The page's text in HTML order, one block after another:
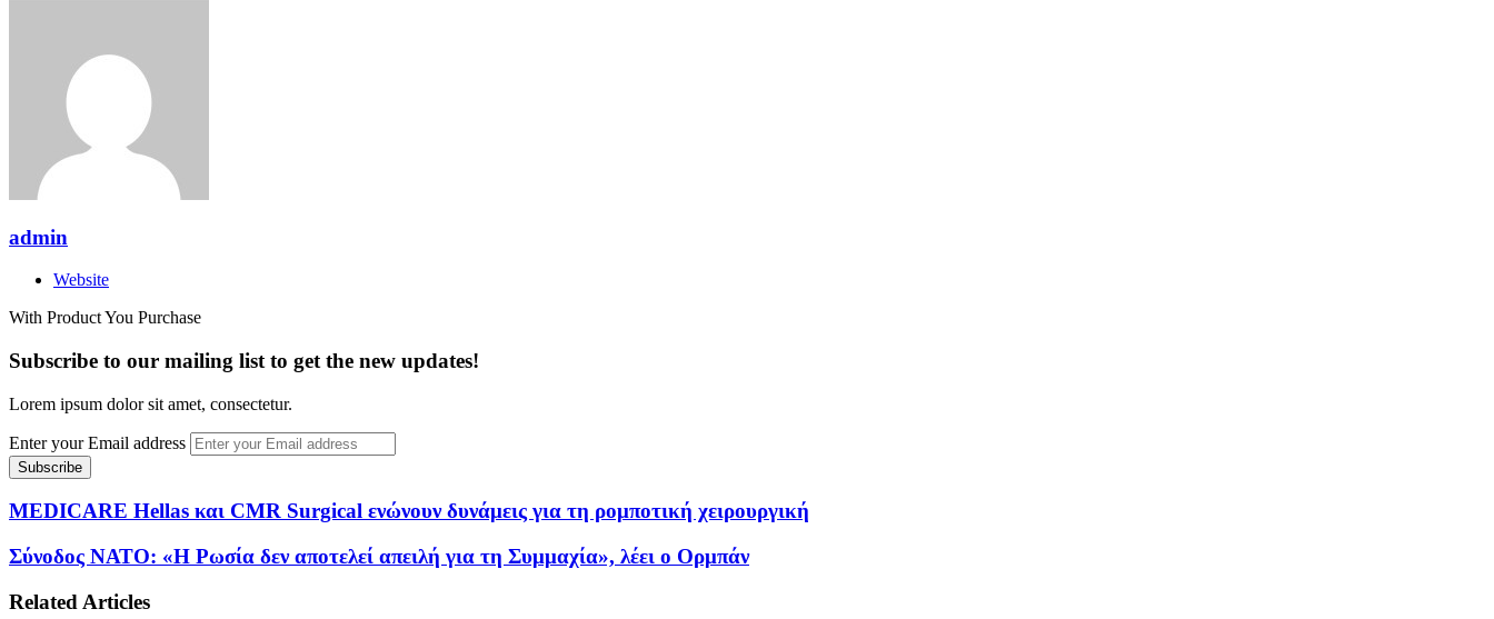
admin
Website
With Product You Purchase
Subscribe to our mailing list to get the new updates!
Lorem ipsum dolor sit amet, consectetur.
Enter your Email address
MEDICARE Hellas και CMR Surgical ενώνουν δυνάμεις για τη ρομποτική χειρουργική
Σύνοδος ΝΑΤΟ: «Η Ρωσία δεν αποτελεί απειλή για τη Συμμαχία», λέει ο Ορμπάν
Related Articles